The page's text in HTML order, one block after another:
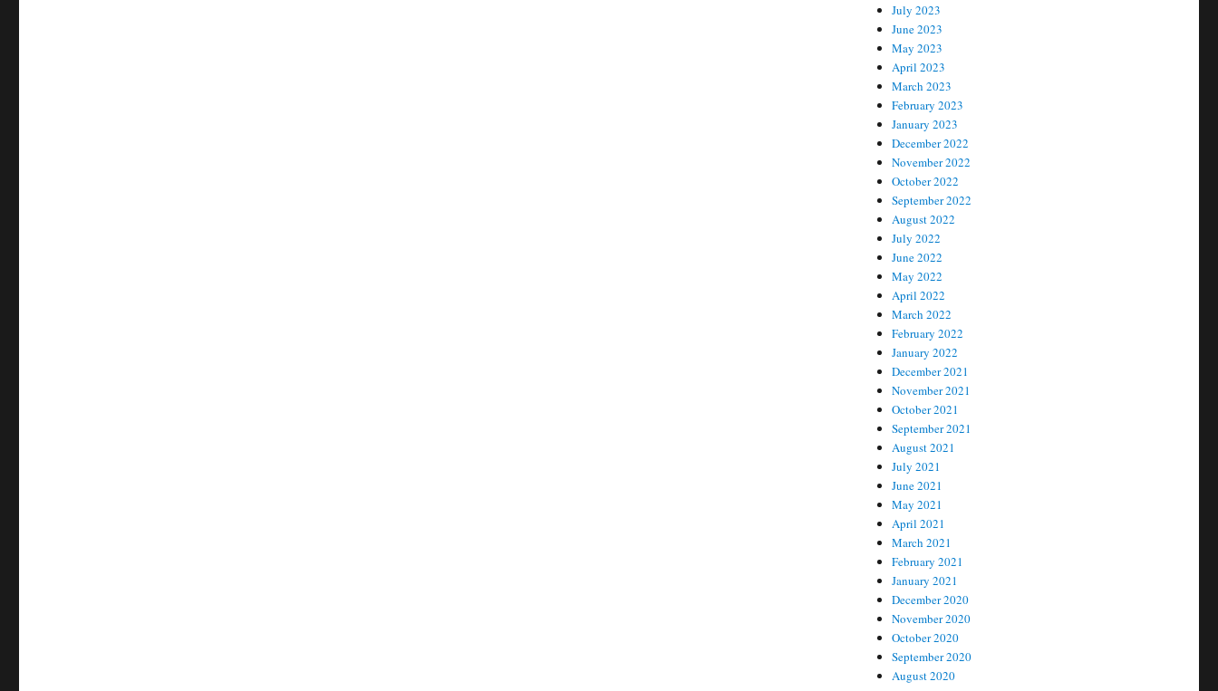
July 2023
June 2023
May 2023
April 2023
March 2023
February 2023
January 2023
December 2022
November 2022
October 2022
September 2022
August 2022
July 2022
June 2022
May 2022
April 2022
March 2022
February 2022
January 2022
December 2021
November 2021
October 2021
September 2021
August 2021
July 2021
June 2021
May 2021
April 2021
March 2021
February 2021
January 2021
December 2020
November 2020
October 2020
September 2020
August 2020